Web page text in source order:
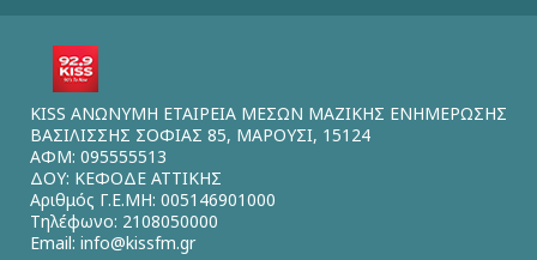
KISS ΑΝΩΝΥΜΗ ΕΤΑΙΡΕΙΑ ΜΕΣΩΝ ΜΑΖΙΚΗΣ ΕΝΗΜΕΡΩΣΗΣ
ΒΑΣΙΛΙΣΣΗΣ ΣΟΦΙΑΣ 85, ΜΑΡΟΥΣΙ, 15124
ΑΦΜ: 095555513
ΔΟΥ: ΚΕΦΟΔΕ ΑΤΤΙΚΗΣ
Αριθμός Γ.Ε.ΜΗ: 005146901000
Τηλέφωνο: 2108050000
Email: info@kissfm.gr